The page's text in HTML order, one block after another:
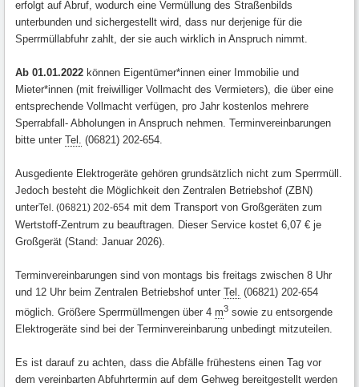
erfolgt auf Abruf, wodurch eine Vermüllung des Straßenbilds
unterbunden und sichergestellt wird, dass nur derjenige für die
Sperrmüllabfuhr zahlt, der sie auch wirklich in Anspruch nimmt.
Ab 01.01.2022 können Eigentümer*innen einer Immobilie und
Mieter*innen (mit freiwilliger Vollmacht des Vermieters), die über eine
entsprechende Vollmacht verfügen, pro Jahr kostenlos mehrere
Sperrabfall- Abholungen in Anspruch nehmen. Terminvereinbarungen
bitte unter Tel. (06821) 202-654.
Ausgediente Elektrogeräte gehören grundsätzlich nicht zum Sperrmüll.
Jedoch besteht die Möglichkeit den Zentralen Betriebshof (ZBN)
unterTel. (06821) 202-654 mit dem Transport von Großgeräten zum
Wertstoff-Zentrum zu beauftragen. Dieser Service kostet 6,07 € je
Großgerät (Stand: Januar 2026).
Terminvereinbarungen sind von montags bis freitags zwischen 8 Uhr
und 12 Uhr beim Zentralen Betriebshof unter Tel.
(06821) 202-654
möglich. Größere Sperrmüllmengen über 4 m3 sowie zu entsorgende
Elektrogeräte sind bei der Terminvereinbarung unbedingt mitzuteilen.
Es ist darauf zu achten, dass die Abfälle frühestens einen Tag vor
dem vereinbarten Abfuhrtermin auf dem Gehweg bereitgestellt werden